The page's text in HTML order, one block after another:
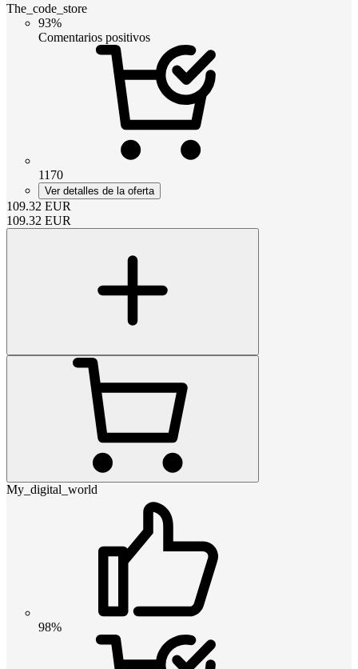
The_code_store
93%
Comentarios positivos
1170
Ver detalles de la oferta
109.32 EUR
109.32 EUR
My_digital_world
98%